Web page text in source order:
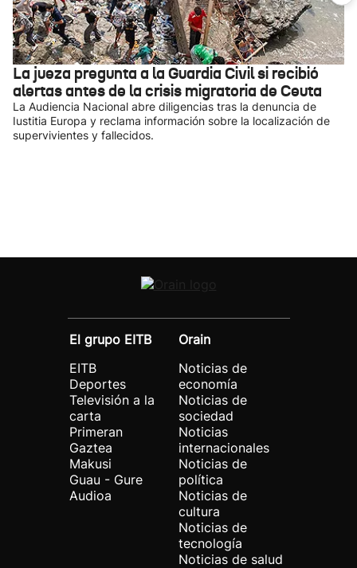
La jueza pregunta a la Guardia Civil si recibió
alertas antes de la crisis migratoria de Ceuta
La Audiencia Nacional abre diligencias tras la denuncia de
Iustitia Europa y reclama información sobre la localización de
supervivientes y fallecidos.
El grupo EITB
EITB
Deportes
Televisión a la
carta
Primeran
Gaztea
Makusi
Guau - Gure
Audioa
Orain
Noticias de
economía
Noticias de
sociedad
Noticias
internacionales
Noticias de
política
Noticias de
cultura
Noticias de
tecnología
Noticias de salud